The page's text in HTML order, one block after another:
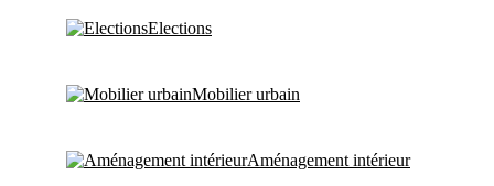
Elections
Mobilier urbain
Aménagement intérieur